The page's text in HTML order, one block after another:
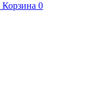
Корзина 0